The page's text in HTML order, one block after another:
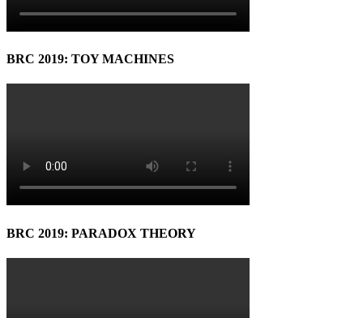
BRC 2019: TOY MACHINES
BRC 2019: PARADOX THEORY